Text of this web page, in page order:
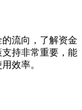
流向，了解资金
持非常重要，能
效率。